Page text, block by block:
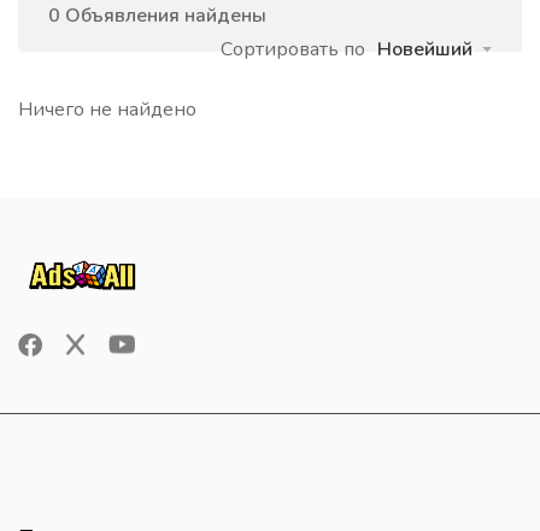
0 Объявления найдены
Сортировать по Новейший
Ничего не найдено